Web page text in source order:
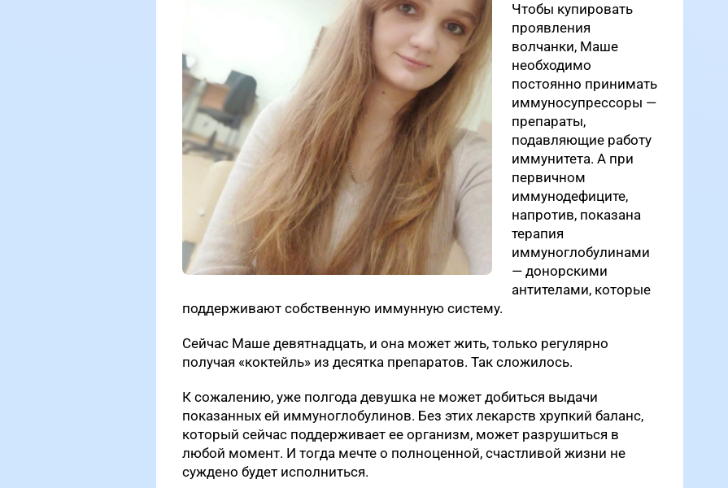
Чтобы купировать
проявления
волчанки, Маше
необходимо
постоянно принимать
иммуносупрессоры —
препараты,
подавляющие работу
иммунитета. А при
первичном
иммунодефиците,
напротив, показана
терапия
иммуноглобулинами
— донорскими
антителами, которые
поддерживают собственную иммунную систему.
Сейчас Маше девятнадцать, и она может жить, только регулярно
получая «коктейль» из десятка препаратов. Так сложилось.
К сожалению, уже полгода девушка не может добиться выдачи
показанных ей иммуноглобулинов. Без этих лекарств хрупкий баланс,
который сейчас поддерживает ее организм, может разрушиться в
любой момент. И тогда мечте о полноценной, счастливой жизни не
суждено будет исполниться.